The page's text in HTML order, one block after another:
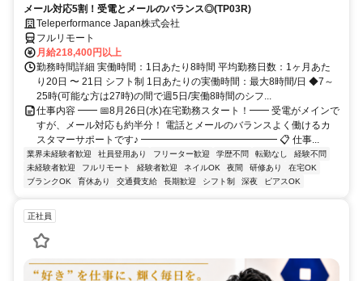
メール対応5割！受電とメールのバランス◎(TP03R)
Teleperformance Japan株式会社
フルリモート
月給218,400円以上
勤務時間詳細 実働時間：1日あたり8時間 平均勤務日数：1ヶ月あた
り20日 〜 21日 シフト制 1日あたりの実働時間：最大8時間/日 ◆7～
25時(可能な方は27時)の間で週5日/実働8時間のシフ...
仕事内容 ━━ 📅8月26日(水)在宅勤務スタート！━━ 受電がメインで
すが、メール対応も約半分！ 電話とメールのバランスよく働けるカ
スタマーサポートです♪ ━━━━━━━━━━━━━━ 📋 仕事...
業界未経験者歓迎 社員登用あり フリーター歓迎 学歴不問 転勤なし
経験不問
未経験者歓迎
フルリモート 経験者歓迎 ネイルOK 夜間 研修あり
在宅OK
ブランクOK
育休あり 交通費支給 長期歓迎 シフト制 深夜 ピアスOK
正社員